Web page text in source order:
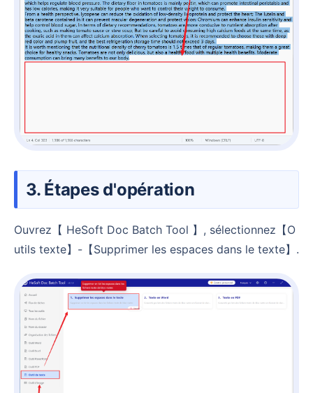
3. Étapes d'opération
Ouvrez【 HeSoft Doc Batch Tool 】, sélectionnez【O
utils texte】-【Supprimer les espaces dans le texte】.